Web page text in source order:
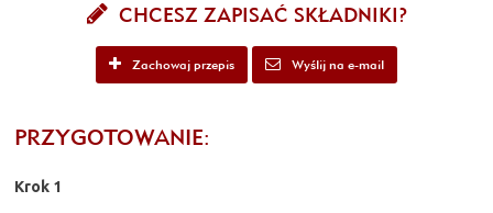
CHCESZ ZAPISAĆ SKŁADNIKI?
Zachowaj przepis Wyślij na e-mail
PRZYGOTOWANIE:
Krok 1